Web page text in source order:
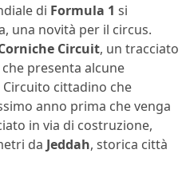
di Formula 1 si
una novità per il circus.
Circuit, un tracciato
presenta alcune
Circuito cittadino che
anno prima che venga
in via di costruzione,
da Jeddah, storica città